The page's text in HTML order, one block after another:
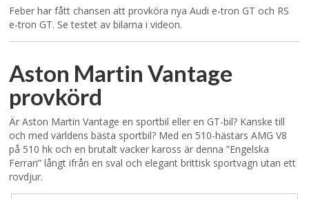
Feber har fått chansen att provköra nya Audi e-tron GT och RS
e-tron GT. Se testet av bilarna i videon.
Aston Martin Vantage
provkörd
Är Aston Martin Vantage en sportbil eller en GT-bil? Kanske till
och med världens bästa sportbil? Med en 510-hästars AMG V8
på 510 hk och en brutalt vacker kaross är denna ”Engelska
Ferrari” långt ifrån en sval och elegant brittisk sportvagn utan ett
rovdjur.